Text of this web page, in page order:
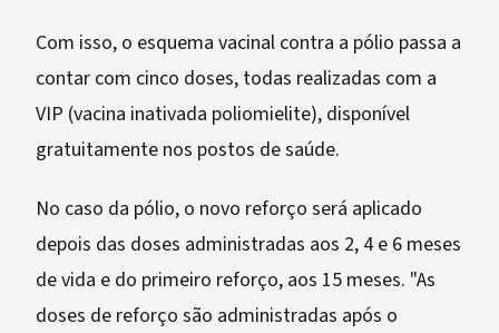
Com isso, o esquema vacinal contra a pólio passa a
contar com cinco doses, todas realizadas com a
VIP (vacina inativada poliomielite), disponível
gratuitamente nos postos de saúde.
No caso da pólio, o novo reforço será aplicado
depois das doses administradas aos 2, 4 e 6 meses
de vida e do primeiro reforço, aos 15 meses. "As
doses de reforço são administradas após o